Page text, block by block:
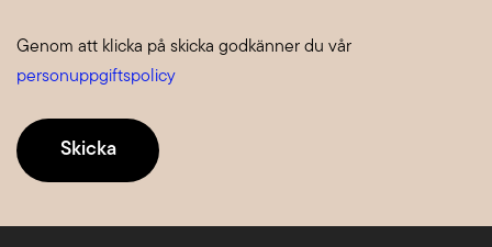
Genom att klicka på skicka godkänner du vår
personuppgiftspolicy